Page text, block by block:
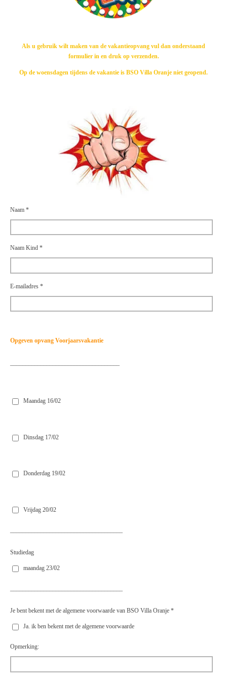
Als u gebruik wilt maken van de vakantieopvang vul dan onderstaand
formulier in en druk op verzenden.
Op de woensdagen tijdens de vakantie is BSO Villa Oranje niet geopend.
Naam *
Naam Kind *
E-mailadres *
Opgeven opvang Voorjaarsvakantie
Maandag 16/02
Dinsdag 17/02
Donderdag 19/02
Vrijdag 20/02
Studiedag
maandag 23/02
Je bent bekent met de algemene voorwaarde van BSO Villa Oranje *
Ja. ik ben bekent met de algemene voorwaarde
Opmerking: